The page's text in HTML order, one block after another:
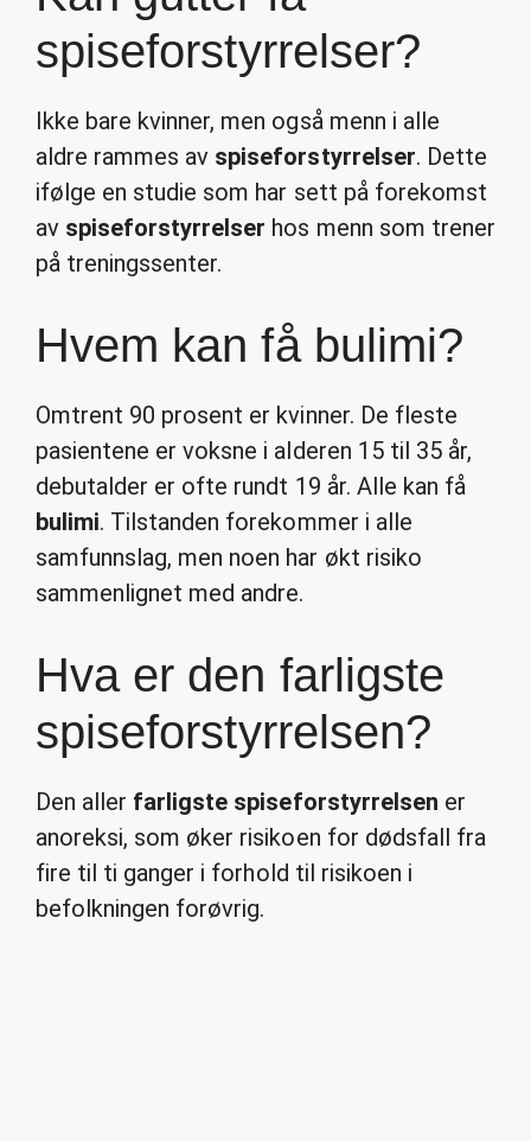
spiseforstyrrelser?
Ikke bare kvinner, men også menn i alle
aldre rammes av spiseforstyrrelser. Dette
ifølge en studie som har sett på forekomst
av spiseforstyrrelser hos menn som trener
på treningssenter.
Hvem kan få bulimi?
Omtrent 90 prosent er kvinner. De fleste
pasientene er voksne i alderen 15 til 35 år,
debutalder er ofte rundt 19 år. Alle kan få
bulimi. Tilstanden forekommer i alle
samfunnslag, men noen har økt risiko
sammenlignet med andre.
Hva er den farligste
spiseforstyrrelsen?
Den aller farligste spiseforstyrrelsen er
anoreksi, som øker risikoen for dødsfall fra
fire til ti ganger i forhold til risikoen i
befolkningen forøvrig.